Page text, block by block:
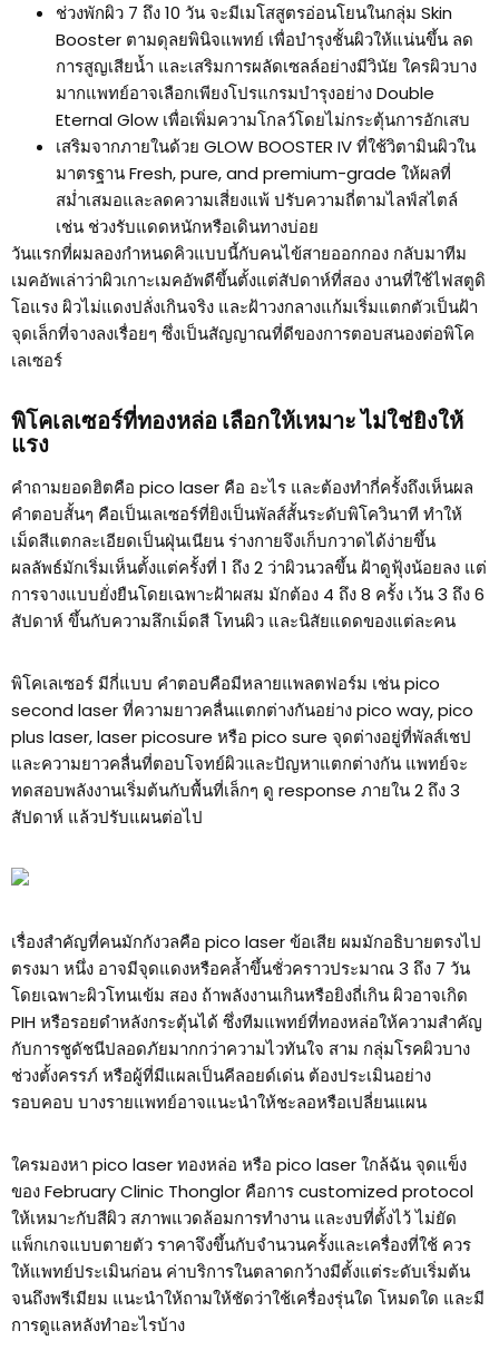
ช่วงพักผิว 7 ถึง 10 วัน จะมีเมโสสูตรอ่อนโยนในกลุ่ม Skin
Booster ตามดุลยพินิจแพทย์ เพื่อบำรุงชั้นผิวให้แน่นขึ้น ลด
การสูญเสียน้ำ และเสริมการผลัดเซลล์อย่างมีวินัย ใครผิวบาง
มากแพทย์อาจเลือกเพียงโปรแกรมบำรุงอย่าง Double
Eternal Glow เพื่อเพิ่มความโกลว์โดยไม่กระตุ้นการอักเสบ
เสริมจากภายในด้วย GLOW BOOSTER IV ที่ใช้วิตามินผิวใน
มาตรฐาน Fresh, pure, and premium-grade ให้ผลที่
สม่ำเสมอและลดความเสี่ยงแพ้ ปรับความถี่ตามไลฟ์สไตล์
เช่น ช่วงรับแดดหนักหรือเดินทางบ่อย
วันแรกที่ผมลองกำหนดคิวแบบนี้กับคนไข้สายออกกอง กลับมาทีม
เมคอัพเล่าว่าผิวเกาะเมคอัพดีขึ้นตั้งแต่สัปดาห์ที่สอง งานที่ใช้ไฟสตูดิ
โอแรง ผิวไม่แดงปลั่งเกินจริง และฝ้าวงกลางแก้มเริ่มแตกตัวเป็นฝ้า
จุดเล็กที่จางลงเรื่อยๆ ซึ่งเป็นสัญญาณที่ดีของการตอบสนองต่อพิโค
เลเซอร์
พิโคเลเซอร์ที่ทองหล่อ เลือกให้เหมาะ ไม่ใช่ยิงให้
แรง
คำถามยอดฮิตคือ pico laser คือ อะไร และต้องทำกี่ครั้งถึงเห็นผล
คำตอบสั้นๆ คือเป็นเลเซอร์ที่ยิงเป็นพัลส์สั้นระดับพิโควินาที ทำให้
เม็ดสีแตกละเอียดเป็นฝุ่นเนียน ร่างกายจึงเก็บกวาดได้ง่ายขึ้น
ผลลัพธ์มักเริ่มเห็นตั้งแต่ครั้งที่ 1 ถึง 2 ว่าผิวนวลขึ้น ฝ้าดูฟุ้งน้อยลง แต่
การจางแบบยั่งยืนโดยเฉพาะฝ้าผสม มักต้อง 4 ถึง 8 ครั้ง เว้น 3 ถึง 6
สัปดาห์ ขึ้นกับความลึกเม็ดสี โทนผิว และนิสัยแดดของแต่ละคน
พิโคเลเซอร์ มีกี่แบบ คำตอบคือมีหลายแพลตฟอร์ม เช่น pico
second laser ที่ความยาวคลื่นแตกต่างกันอย่าง pico way, pico
plus laser, laser picosure หรือ pico sure จุดต่างอยู่ที่พัลส์เชป
และความยาวคลื่นที่ตอบโจทย์ผิวและปัญหาแตกต่างกัน แพทย์จะ
ทดสอบพลังงานเริ่มต้นกับพื้นที่เล็กๆ ดู response ภายใน 2 ถึง 3
สัปดาห์ แล้วปรับแผนต่อไป
เรื่องสำคัญที่คนมักกังวลคือ pico laser ข้อเสีย ผมมักอธิบายตรงไป
ตรงมา หนึ่ง อาจมีจุดแดงหรือคล้ำขึ้นชั่วคราวประมาณ 3 ถึง 7 วัน
โดยเฉพาะผิวโทนเข้ม สอง ถ้าพลังงานเกินหรือยิงถี่เกิน ผิวอาจเกิด
PIH หรือรอยดำหลังกระตุ้นได้ ซึ่งทีมแพทย์ที่ทองหล่อให้ความสำคัญ
กับการชูดัชนีปลอดภัยมากกว่าความไวทันใจ สาม กลุ่มโรคผิวบาง
ช่วงตั้งครรภ์ หรือผู้ที่มีแผลเป็นคีลอยด์เด่น ต้องประเมินอย่าง
รอบคอบ บางรายแพทย์อาจแนะนำให้ชะลอหรือเปลี่ยนแผน
ใครมองหา pico laser ทองหล่อ หรือ pico laser ใกล้ฉัน จุดแข็ง
ของ February Clinic Thonglor คือการ customized protocol
ให้เหมาะกับสีผิว สภาพแวดล้อมการทำงาน และงบที่ตั้งไว้ ไม่ยัด
แพ็กเกจแบบตายตัว ราคาจึงขึ้นกับจำนวนครั้งและเครื่องที่ใช้ ควร
ให้แพทย์ประเมินก่อน ค่าบริการในตลาดกว้างมีตั้งแต่ระดับเริ่มต้น
จนถึงพรีเมียม แนะนำให้ถามให้ชัดว่าใช้เครื่องรุ่นใด โหมดใด และมี
การดูแลหลังทำอะไรบ้าง